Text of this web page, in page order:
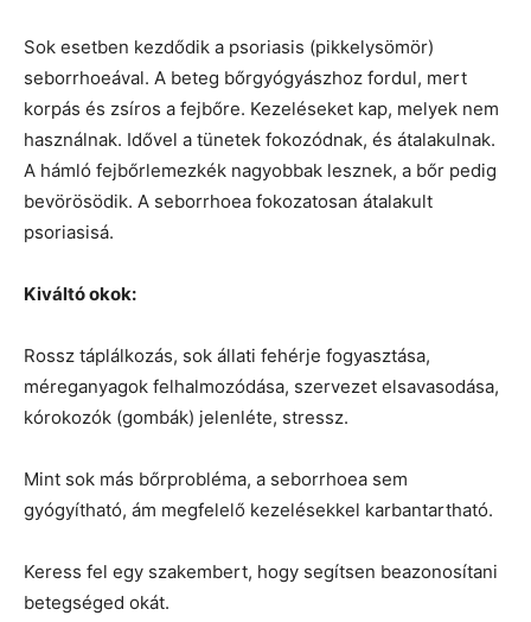
Sok esetben kezdődik a psoriasis (pikkelysömör)
seborrhoeával. A beteg bőrgyógyászhoz fordul, mert
korpás és zsíros a fejbőre. Kezeléseket kap, melyek nem
használnak. Idővel a tünetek fokozódnak, és átalakulnak.
A hámló fejbőrlemezkék nagyobbak lesznek, a bőr pedig
bevörösödik. A seborrhoea fokozatosan átalakult
psoriasisá.
Kiváltó okok:
Rossz táplálkozás, sok állati fehérje fogyasztása,
méreganyagok felhalmozódása, szervezet elsavasodása,
kórokozók (gombák) jelenléte, stressz.
Mint sok más bőrprobléma, a seborrhoea sem
gyógyítható, ám megfelelő kezelésekkel karbantartható.
Keress fel egy szakembert, hogy segítsen beazonosítani
betegséged okát.